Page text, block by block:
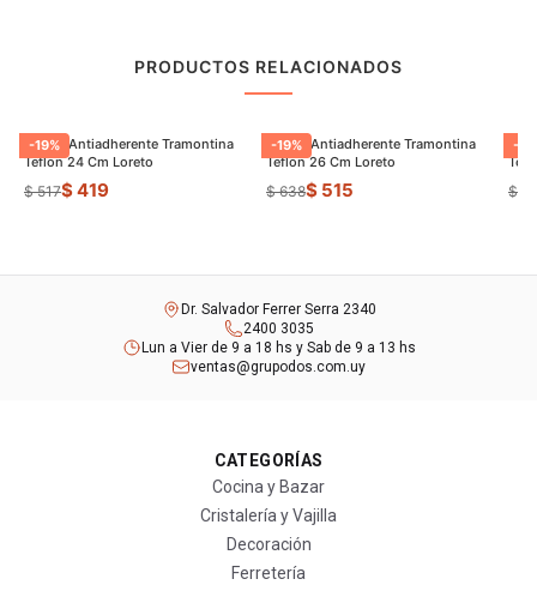
PRODUCTOS RELACIONADOS
-19%
Sarten Antiadherente Tramontina
Teflon 24 Cm Loreto
$ 517$ 419
-19%
Sarten Antiadherente Tramontina
Teflon 26 Cm Loreto
$ 638$ 515
-
$
Dr. Salvador Ferrer Serra 2340
2400 3035
Lun a Vier de 9 a 18 hs y Sab de 9 a 13 hs
ventas@grupodos.com.uy
CATEGORÍAS
Cocina y Bazar
Cristalería y Vajilla
Decoración
Ferretería